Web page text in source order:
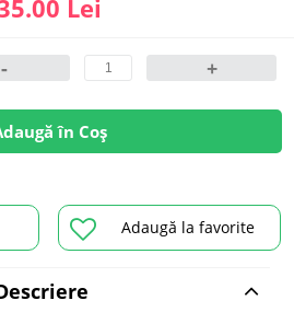
Adaugă la favorite
Lei
- +
în Coș